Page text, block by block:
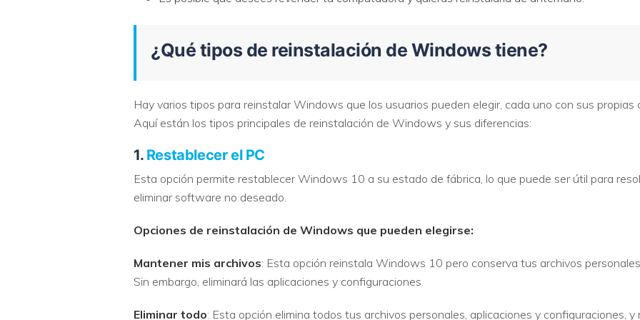
¿Qué tipos de reinstalación de Windows tiene?
Hay varios tipos para reinstalar Windows que los usuarios pueden elegir, cada uno con sus
Aquí están los tipos principales de reinstalación de Windows y sus diferencias:
1. Restablecer el PC
Esta opción permite restablecer Windows 10 a su estado de fábrica, lo que puede ser útil para
eliminar software no deseado.
Opciones de reinstalación de Windows que pueden elegirse:
Mantener mis archivos: Esta opción reinstala Windows 10 pero conserva tus archivos
Sin embargo, eliminará las aplicaciones y configuraciones.
Eliminar todo: Esta opción elimina todos tus archivos personales, aplicaciones y configuraciones,